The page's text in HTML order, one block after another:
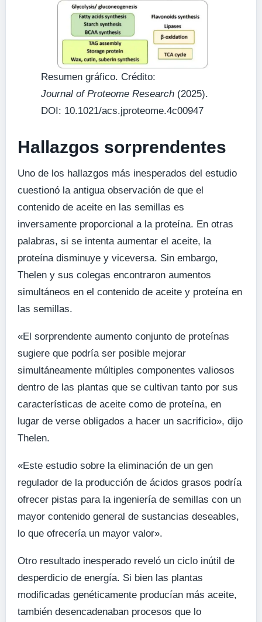
Resumen gráfico. Crédito:
Journal of Proteome Research (2025).
DOI: 10.1021/acs.jproteome.4c00947
Hallazgos sorprendentes
Uno de los hallazgos más inesperados del estudio
cuestionó la antigua observación de que el
contenido de aceite en las semillas es
inversamente proporcional a la proteína. En otras
palabras, si se intenta aumentar el aceite, la
proteína disminuye y viceversa. Sin embargo,
Thelen y sus colegas encontraron aumentos
simultáneos en el contenido de aceite y proteína en
las semillas.
«El sorprendente aumento conjunto de proteínas
sugiere que podría ser posible mejorar
simultáneamente múltiples componentes valiosos
dentro de las plantas que se cultivan tanto por sus
características de aceite como de proteína, en
lugar de verse obligados a hacer un sacrificio», dijo
Thelen.
«Este estudio sobre la eliminación de un gen
regulador de la producción de ácidos grasos podría
ofrecer pistas para la ingeniería de semillas con un
mayor contenido general de sustancias deseables,
lo que ofrecería un mayor valor».
Otro resultado inesperado reveló un ciclo inútil de
desperdicio de energía. Si bien las plantas
modificadas genéticamente producían más aceite,
también desencadenaban procesos que lo